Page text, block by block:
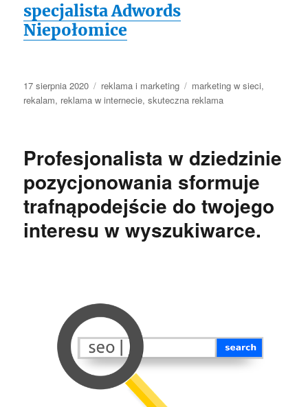
specjalista Adwords
Niepołomice
Data
publikacji
17 sierpnia 2020 Kategorie
reklama i marketing Tagi
marketing w sieci,
rekalam, reklama w internecie,skuteczna reklama
Profesjonalista w dziedzinie
pozycjonowania sformuje
trafnąpodejście do twojego
interesu w wyszukiwarce.